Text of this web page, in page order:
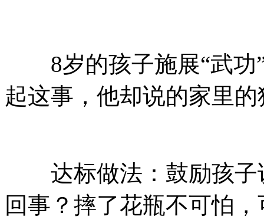
8岁的孩子施展“武功”
起这事，他却说的家里
达标做法：鼓励孩子
回事？摔了花瓶不可怕